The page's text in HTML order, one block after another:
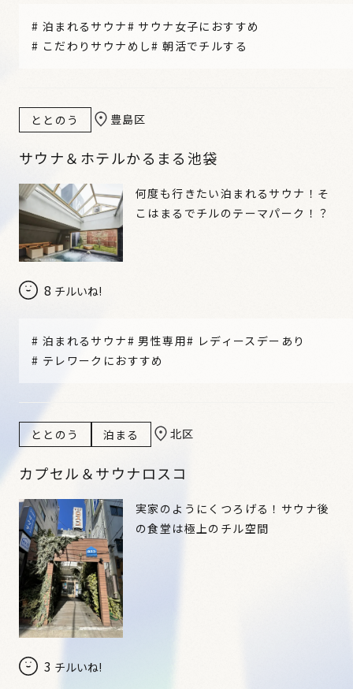
# 泊まれるサウナ# サウナ女子におすすめ
# こだわりサウナめし#朝活でチルする
ととのう 豊島区
サウナ＆ホテルかるまる池袋
8 チルいね!
何度も行きたい泊まれるサウナ！そ
こはまるでチルのテーマパーク！？
# 泊まれるサウナ#男性専用# レディースデーあり
# テレワークにおすすめ
ととのう 泊まる 北区
カプセル＆サウナロスコ
3 チルいね!
実家のようにくつろげる！サウナ後
の食堂は極上のチル空間